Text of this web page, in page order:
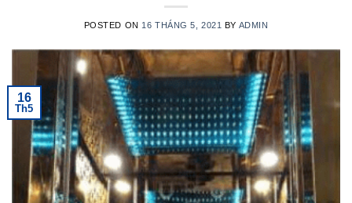
POSTED ON 16 THÁNG 5, 2021 BY ADMIN
16
Th5